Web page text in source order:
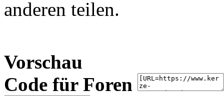
anderen teilen.
Vorschau
Code für Foren